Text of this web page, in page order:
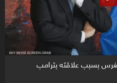
بسبب علاقته بترامب